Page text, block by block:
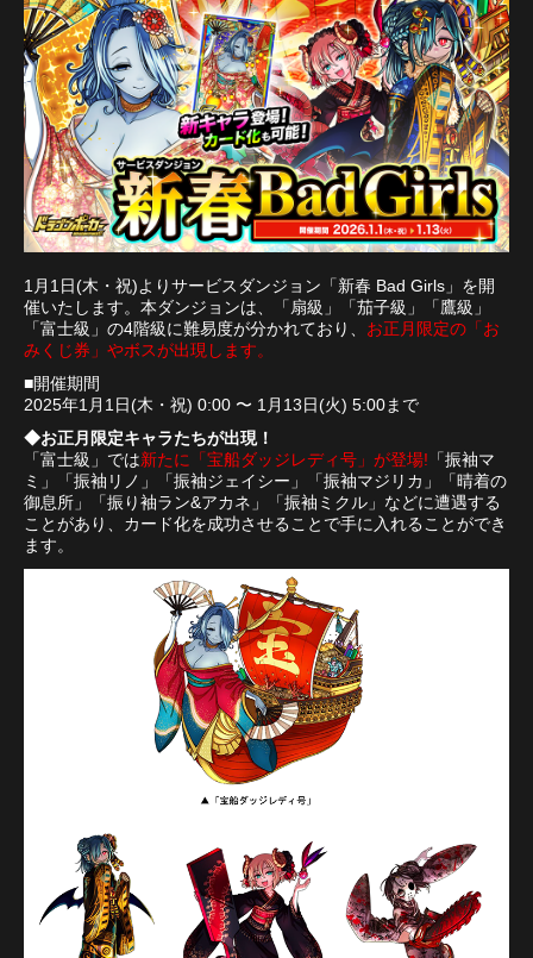
1月1日(木・祝)よりサービスダンジョン「新春 Bad Girls」を開
催いたします。本ダンジョンは、「扇級」「茄子級」「鷹級」
「富士級」の4階級に難易度が分かれており、 お正月限定の「お
みくじ券」やボスが出現します。
■開催期間
2025年1月1日(木・祝) 0:00 〜 1月13日(火) 5:00まで
◆お正月限定キャラたちが出現！
「富士級」では新たに「宝船ダッジレディ号」が登場! 「振袖マ
ミ」「振袖リノ」「振袖ジェイシー」「振袖マジリカ」「晴着の
御息所」「振り袖ラン&アカネ」「振袖ミクル」などに遭遇する
ことがあり、カード化を成功させることで手に入れることができ
ます。